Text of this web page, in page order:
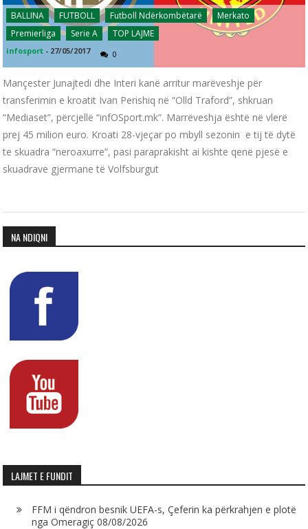
BALLINA FUTBOLL Futboll Ndërkombëtarë
Merkato
Premierliga
Serie A TOP LAJME
infosport - 27/05/2017 0
Mançester Junajtedi dhe Interi kanë arritur marëveshje për
transferimin e kroatit Ivan Perishiq në “Olld Traford”, shkruan
“Mediaset”, përcjellë “infOSport.mk”. Marrëveshja është në vlerë
prej 45 milion euro. Kroati 28-vjeçar po mbyll sezonin e tij të dytë
te skuadra “neroaxurre”, pasi paraprakisht ai kishte qenë pjesë e
skuadrave gjermane të Volfsburgut
NA NDIQNI
LAJMET E FUNDIT
FFM i qëndron besnik UEFA-s, Çeferin ka përkrahjen e plotë
nga Omeragiç 08/08/2026